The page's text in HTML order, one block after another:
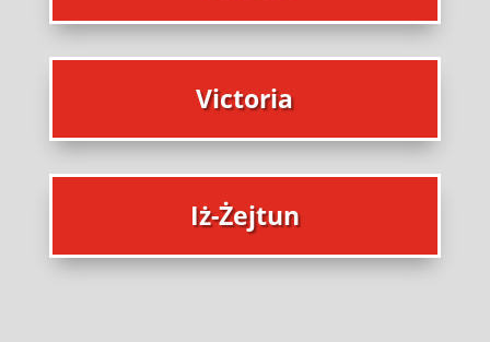
Victoria
Iż-Żejtun